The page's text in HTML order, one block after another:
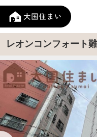
レオンコンフォート